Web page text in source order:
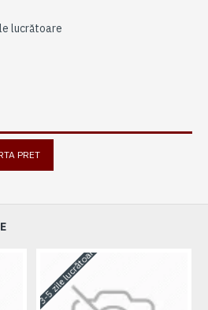
lucrătoare
PRET
3-5 zile lucrătoare